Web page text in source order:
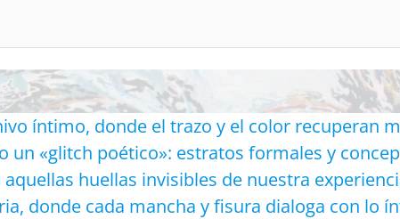
íntimo, donde el trazo y el color recuperan
un «glitch poético»: estratos formales y
huellas invisibles de nuestra
donde cada mancha y fisura dialoga con lo